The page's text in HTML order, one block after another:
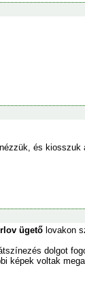
és
ügetőlovakon
dolgot
képek voltak